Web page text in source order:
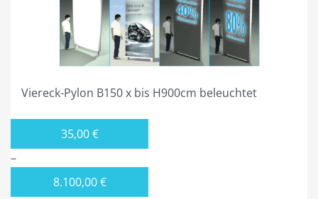
Viereck-Pylon B150 x bis H900cm beleuchtet
35,00€
–
8.100,00€